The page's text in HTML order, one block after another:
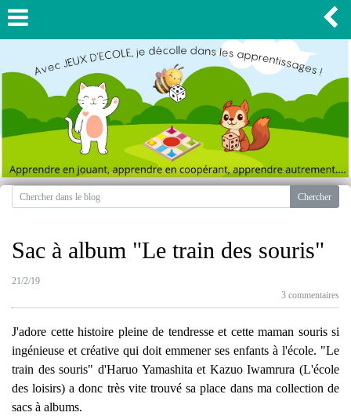
Sac à album "Le train des souris"
21/2/19
3 commentaires
J'adore cette histoire pleine de tendresse et cette maman souris si
ingénieuse et créative qui doit emmener ses enfants à l'école. "Le
train des souris" d'Haruo Yamashita et Kazuo Iwamrura (L'école
des loisirs) a donc très vite trouvé sa place dans ma collection de
sacs à albums.